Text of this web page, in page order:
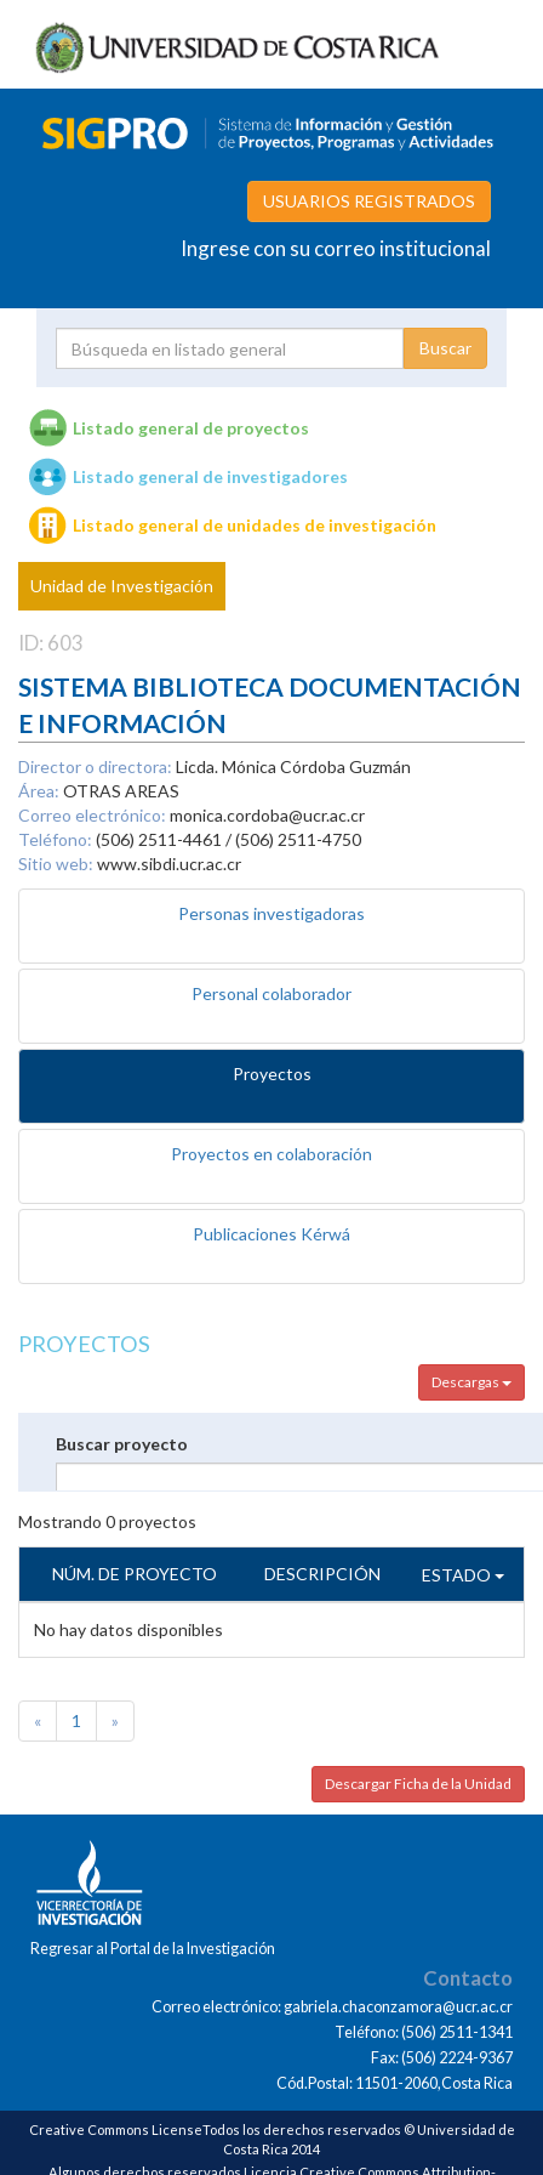
USUARIOS REGISTRADOS
Ingrese con su correo institucional
Unidades de investigación
Listado general de proyectos
Listado general de investigadores
Listado general de unidades de investigación
Unidad de Investigación
ID: 603
SISTEMA BIBLIOTECA DOCUMENTACIÓN
E INFORMACIÓN
Director o directora: Licda. Mónica Córdoba Guzmán
Área: OTRAS AREAS
Correo electrónico: monica.cordoba@ucr.ac.cr
Teléfono: (506) 2511-4461 / (506) 2511-4750
Sitio web: www.sibdi.ucr.ac.cr
Personas investigadoras
Personal colaborador
Proyectos
Proyectos en colaboración
Publicaciones Kérwá
PROYECTOS
Descargas
Buscar proyecto
Mostrando 0proyectos
NÚM. DE PROYECTO DESCRIPCIÓN ESTADO
No hay datos disponibles
« 1 »
Descargar Ficha de la Unidad
Regresar al Portal de la Investigación
Contacto
Correo electrónico: gabriela.chaconzamora@ucr.ac.cr
Teléfono: (506) 2511-1341
Fax: (506) 2224-9367
Cód.Postal: 11501-2060,Costa Rica
Creative Commons LicenseTodos los derechos reservados © Universidad de
Costa Rica 2014